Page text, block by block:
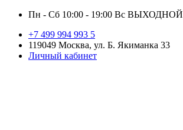
Пн - Сб 10:00 - 19:00 Вс ВЫХОДНОЙ
+7 499 994 993 5
119049 Москва, ул. Б. Якиманка 33
Личный кабинет